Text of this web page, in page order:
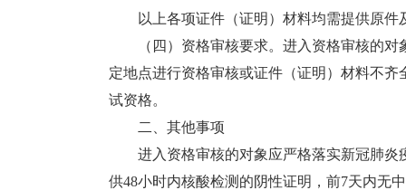
以上各项证件（证明）材料均需提供原件
（四）资格审核要求。进入资格审核的对
定地点进行资格审核或证件（证明）材料不
试资格。
二、其他事项
进入资格审核的对象应严格落实新冠肺炎
供48小时内核酸检测的阴性证明，前7天内无